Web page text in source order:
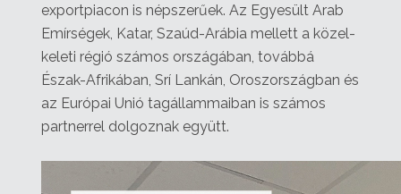
exportpiacon is népszerűek. Az Egyesült Arab
Emírségek, Katar, Szaúd-Arábia mellett a közel-
keleti régió számos országában, továbbá
Észak-Afrikában, Srí Lankán, Oroszországban és
az Európai Unió tagállammaiban is számos
partnerrel dolgoznak együtt.